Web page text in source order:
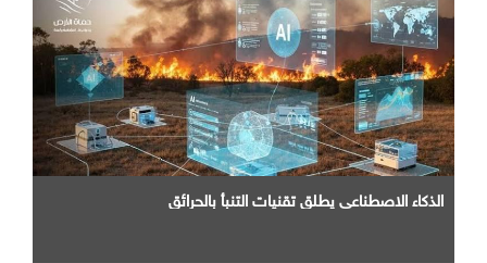
الذكاء الاصطناعي يطلق تقنيات التنبأ بالحرائق